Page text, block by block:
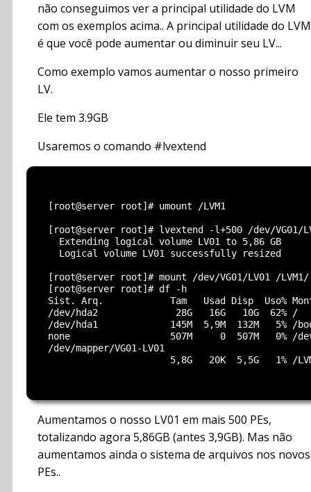
não conseguimos ver a principal utilidade do LVM
com os exemplos acima.. A principal utilidade do LVM
é que você pode aumentar ou diminuir seu LV...
Como exemplo vamos aumentar o nosso primeiro
LV.
Ele tem 3.9GB
Usaremos o comando #lvextend
  [root@server root]# umount /LVM1
[root@server root]# lvextend -l+500 /dev/VG01/
    Extending logical volume LV01 to 5,86 GB
    Logical volume LV01 successfully resized
  [root@server root]# mount /dev/VG01/LV01 /LVM1/
  [root@server root]# df -h
Sist. Arq.            Tam   Usad Disp  Uso%
  /dev/hda2              28G   16G   10G  62% /
/dev/hda1             145M  5,9M  132M   5% /
none                  507M     0  507M   0% /
  /dev/mapper/VG01-LV01
5,8G   20K  5,5G   1% /
Aumentamos o nosso LV01 em mais 500 PEs,
totalizando agora 5,86GB (antes 3,9GB). Mas não
aumentamos ainda o sistema de arquivos nos novos
PEs..